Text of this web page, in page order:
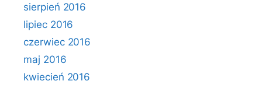
sierpień 2016
lipiec 2016
czerwiec 2016
maj 2016
kwiecień 2016